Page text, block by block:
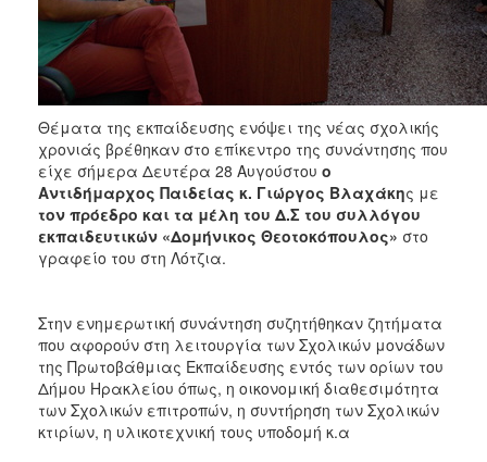
ΑΝΘΕΚΤΙΚΗ
ΠΟΛΗ
Θέματα της εκπαίδευσης ενόψει της νέας σχολικής
χρονιάς βρέθηκαν στο επίκεντρο της συνάντησης που
είχε σήμερα Δευτέρα 28 Αυγούστου ο
Αντιδήμαρχος Παιδείας κ. Γιώργος Βλαχάκης με
τον πρόεδρο και τα μέλη του Δ.Σ του συλλόγου
εκπαιδευτικών «Δομήνικος Θεοτοκόπουλος» στο
γραφείο του στη Λότζια.
Στην ενημερωτική συνάντηση συζητήθηκαν ζητήματα
που αφορούν στη λειτουργία των Σχολικών μονάδων
της Πρωτοβάθμιας Εκπαίδευσης εντός των ορίων του
Δήμου Ηρακλείου όπως, η οικονομική διαθεσιμότητα
των Σχολικών επιτροπών, η συντήρηση των Σχολικών
κτιρίων, η υλικοτεχνική τους υποδομή κ.α